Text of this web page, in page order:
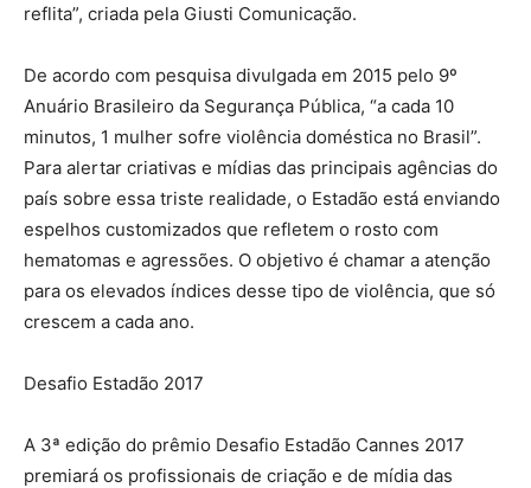
reflita”, criada pela Giusti Comunicação.
De acordo com pesquisa divulgada em 2015 pelo 9º
Anuário Brasileiro da Segurança Pública, “a cada 10
minutos, 1 mulher sofre violência doméstica no Brasil”.
Para alertar criativas e mídias das principais agências do
país sobre essa triste realidade, o Estadão está enviando
espelhos customizados que refletem o rosto com
hematomas e agressões. O objetivo é chamar a atenção
para os elevados índices desse tipo de violência, que só
crescem a cada ano.
Desafio Estadão 2017
A 3ª edição do prêmio Desafio Estadão Cannes 2017
premiará os profissionais de criação e de mídia das